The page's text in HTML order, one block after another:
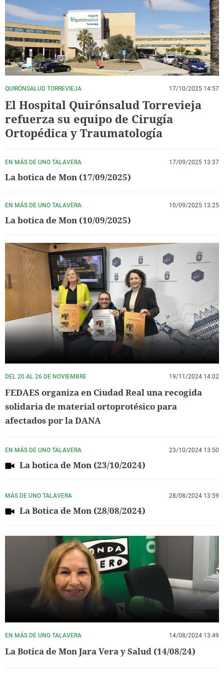
La rosa de los vientos
Gente viajera
Como el perro y el
Caso
Retornados
Equipo de
Operación Viuda
Extremadura
Galicia
La Rioja
Navarra
País Vasco
Virales
Televisión
Elecciones
QUIRÓNSALUD TORREVIEJA 17/10/2025 14:57
El Hospital Quirónsalud Torrevieja
refuerza su equipo de Cirugía
Ortopédica y Traumatología
EN MÁS DE UNO TALAVERA 17/09/2025 13:37
La botica de Mon (17/09/2025)
EN MÁS DE UNO TALAVERA 10/09/2025 13:25
La botica de Mon (10/09/2025)
DEL 20 AL 26 DE NOVIEMBRE 19/11/2024 14:02
FEDAES organiza en Ciudad Real una recogida
solidaria de material ortoprotésico para
afectados por la DANA
EN MÁS DE UNO TALAVERA 23/10/2024 13:50
La botica de Mon (23/10/2024)
MÁS DE UNO TALAVERA 28/08/2024 13:59
La Botica de Mon (28/08/2024)
EN MÁS DE UNO TALAVERA 14/08/2024 13:49
La Botica de Mon Jara Vera y Salud (14/08/24)